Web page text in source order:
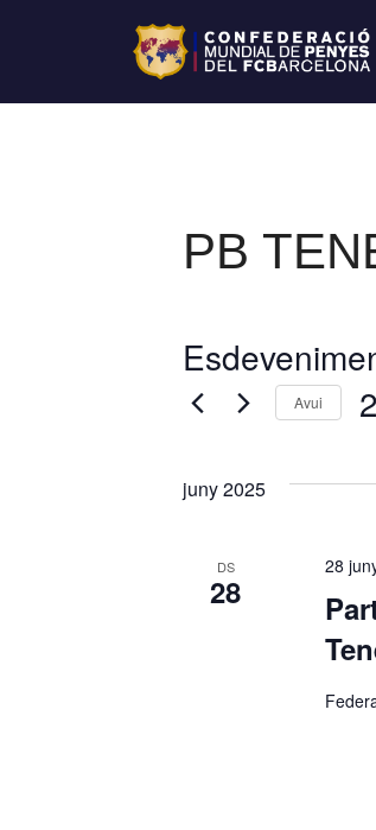
PB
Avui
c
i
o
a
juny 2025
DS
28
28